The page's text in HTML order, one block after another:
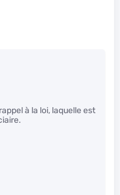
à la loi, laquelle est